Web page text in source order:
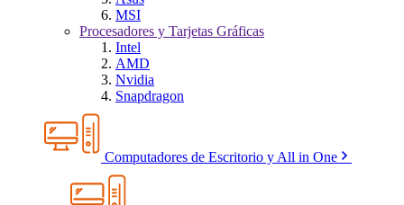
MSI
Procesadores y Tarjetas Gráficas
Intel
AMD
Nvidia
Snapdragon
Computadores de Escritorio y All in One